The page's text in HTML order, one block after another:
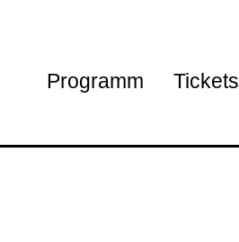
Programm Tickets